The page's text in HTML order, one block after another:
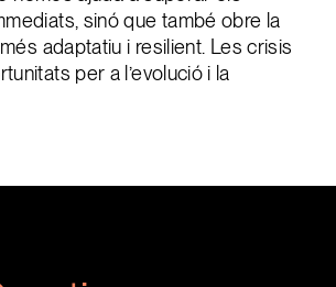
sinó que també obre la
adaptatiu i resilient. Les crisis
per a l’evolució i la